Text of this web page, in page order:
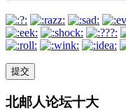
北邮人论坛十大